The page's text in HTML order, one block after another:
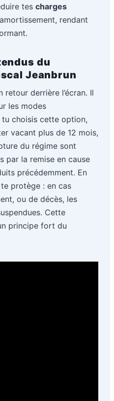
tes charges
rendant
du
Jeanbrun
retour derrière l’écran. Il
les modes
tu choisis cette option,
vacant plus de 12 mois,
du régime sont
par la remise en cause
précédemment. En
te protège : en cas
ou de décès, les
Cette
principe fort du